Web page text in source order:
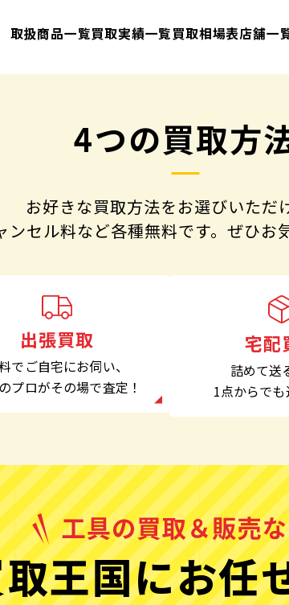
取扱商品一覧買取実績一覧買取相場表店舗一
4つの買取方
お好きな買取方法をお選びいただ
セル料など各種無料です。 ぜひお
出張買取
でご自宅にお伺い、
プロがその場で査定！
宅配
詰めて送
1点からでも
王国にお任